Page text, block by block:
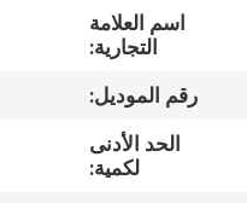
جولة
اسم العلامة
التجارية:
رقم الموديل:
الحد الأدنى
لكمية: